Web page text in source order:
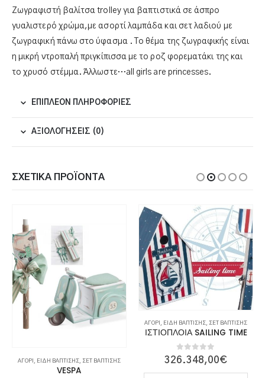
Ζωγραφιστή βαλίτσα trolley για βαπτιστικά σε άσπρο
γυαλιστερό χρώμα,με ασορτί λαμπάδα και σετ λαδιού με
ζωγραφική πάνω στο ύφασμα . Το θέμα της ζωγραφικής είναι
η μικρή ντροπαλή πριγκίπισσα με το ροζ φορεματάκι της και
το χρυσό στέμμα. Άλλωστε…all girls are princesses.
ΕΠΙΠΛΈΟΝ ΠΛΗΡΟΦΟΡΊΕΣ
ΑΞΙΟΛΟΓΉΣΕΙΣ (0)
ΣΧΕΤΙΚΆ ΠΡΟΪΌΝΤΑ
ΑΓΌΡΙ ΕΊΔΗ ΒΆΠΤΙΣΗΣ ΣΕΤ ΒΆΠΤΙΣΗΣ
VESPA
ΑΓΌΡΙ , ΕΊΔΗ ΒΆΠΤΙΣΗΣ, ΣΕΤ ΒΆΠΤΙΣΗΣ
ΙΣΤΙΟΠΛΟΙΑ SAILING TIME
0 out of 5
326.348,00€